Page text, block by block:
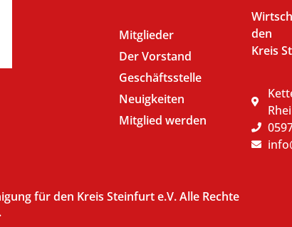
Mitglieder
Der Vorstand
Geschäftsstelle
Neuigkeiten
Mitglied werden
den
Kreis
für den Kreis Steinfurt e.V. Alle Rechte